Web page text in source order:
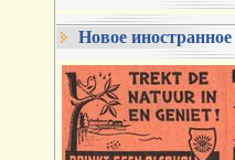
Новое иностранное